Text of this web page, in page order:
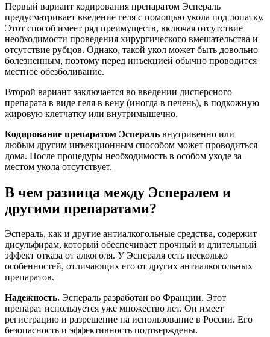
Первый вариант кодирования препаратом Эспераль
предусматривает введение геля с помощью укола под лопатку.
Этот способ имеет ряд преимуществ, включая отсутствие
необходимости проведения хирургического вмешательства и
отсутствие рубцов. Однако, такой укол может быть довольно
болезненным, поэтому перед инъекцией обычно проводится
местное обезболивание.
Второй вариант заключается во введении дисперсного
препарата в виде геля в вену (иногда в печень), в подкожную
жировую клетчатку или внутримышечно.
Кодирование препаратом Эспераль внутривенно или
любым другим инъекционным способом может проводиться
дома. После процедуры необходимость в особом уходе за
местом укола отсутствует.
В чем разница между Эспералем и
другими препаратами?
Эспераль, как и другие антиалкогольные средства, содержит
дисульфирам, который обеспечивает прочный и длительный
эффект отказа от алкоголя. У Эспераля есть несколько
особенностей, отличающих его от других антиалкогольных
препаратов.
Надежность. Эспераль разработан во Франции. Этот
препарат используется уже множество лет. Он имеет
регистрацию и разрешение на использование в России. Его
безопасность и эффективность подтверждены.